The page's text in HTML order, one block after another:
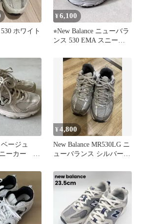
ホワイト
¥6,100
⭐︎New Balance ニューバラ
ンス 530 EMA スニーカ
ベージュ
ーカー
¥4,800
New Balance MR530LG ニ
ューバランス シルバー